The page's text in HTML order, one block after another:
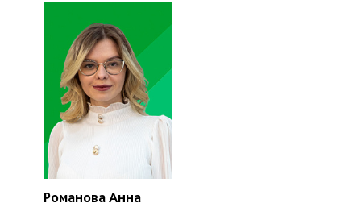
Романова Анна